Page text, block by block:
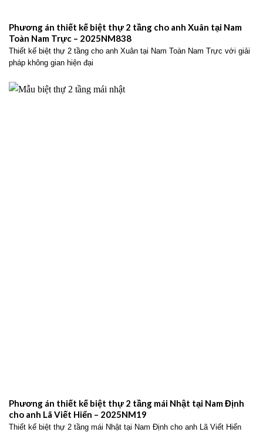
Phương án thiết kế biệt thự 2 tầng cho anh Xuân tại Nam
Toàn Nam Trực – 2025NM838
Thiết kế biệt thự 2 tầng cho anh Xuân tại Nam Toàn Nam Trực với giải
pháp không gian hiện đại
Phương án thiết kế biệt thự 2 tầng mái Nhật tại Nam Định
cho anh Lã Viết Hiển – 2025NM19
Thiết kế biệt thự 2 tầng mái Nhật tại Nam Định cho anh Lã Viết Hiển